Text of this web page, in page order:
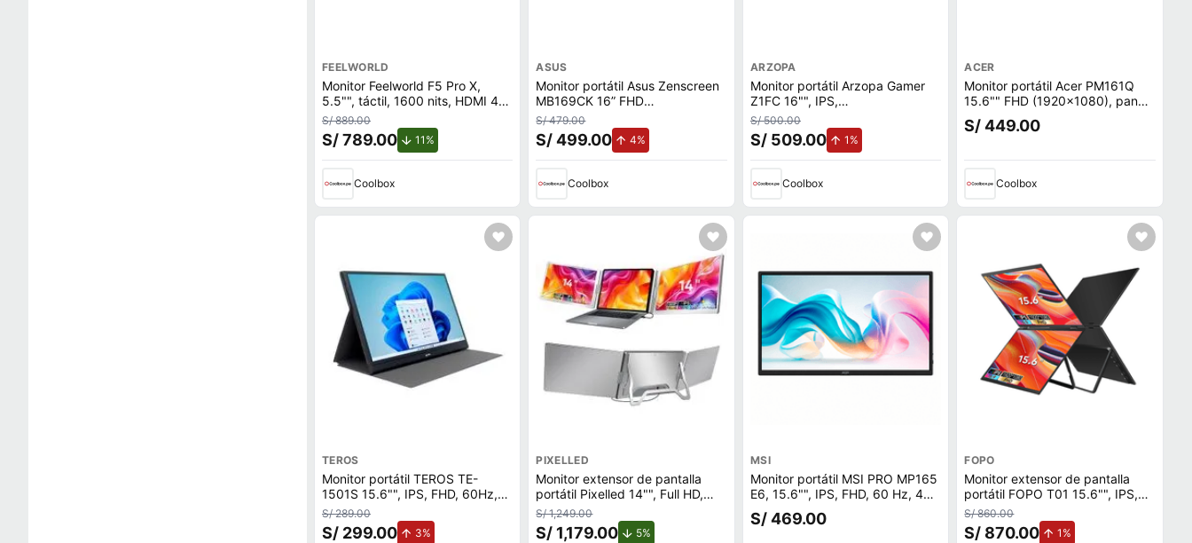
FEELWORLD
Monitor Feelworld F5 Pro X,
5.5"", táctil, 1600 nits, HDMI 4K,
carga LUTs, herramientas pro,
compacto, portátil
S/ 889.00
S/ 789.00 11%de descuento.
Coolbox
ASUS
Monitor portátil Asus Zenscreen
MB169CK 16” FHD
(1920x1080), IPS, HDMI, USB-
C, 60 Hz, 5ms
S/ 479.00
S/ 499.00 4%
Coolbox
ARZOPA
Monitor portátil Arzopa Gamer
Z1FC 16"", IPS,
FHD(1920x1080), 16:9, 144 Hz,
3 ms,
S/ 500.00
S/ 509.00 1%de aumento.
Coolbox
ACER
Monitor portátil Acer PM161Q
15.6"" FHD (1920x1080), panel
IPS, mini HDMI, 60 Hz, 5ms,
negro
S/ 449.00
Coolbox
TEROS
Monitor portátil TEROS TE-
1501S 15.6"", IPS, FHD, 60Hz,
25ms, Mini HDMI/USB Tipo-C
S/ 289.00
S/ 299.00 3%de aumento.
PIXELLED
Monitor extensor de pantalla
portátil Pixelled 14"", Full HD,
USB y USB-C para laptop,
plateado
S/ 1,249.00
S/ 1,179.00 5%
MSI
Monitor portátil MSI PRO MP165
E6, 15.6"", IPS, FHD, 60 Hz, 4
ms, USB Tipo-C/HDMI
S/ 469.00
FOPO
Monitor extensor de pantalla
portátil FOPO T01 15.6"", IPS,
FHD, 60Hz, 14ms, USB Tipo-C y
Mini HDMI, negro mate
S/ 860.00
S/ 870.00 1%